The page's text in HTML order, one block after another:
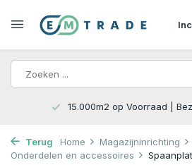
15.000m2 op Voorraad |
Terug Home Magazijninrichting
Onderdelen en accessoires